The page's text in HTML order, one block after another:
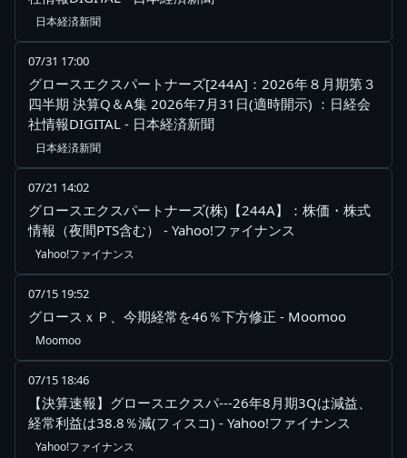
日本経済新聞
07/31 17:00
グロースエクスパートナーズ[244A]：2026年８月期第３
四半期 決算Q＆A集 2026年7月31日(適時開示) ：日経会
社情報DIGITAL - 日本経済新聞
日本経済新聞
07/21 14:02
グロースエクスパートナーズ(株)【244A】：株価・株式
情報（夜間PTS含む） - Yahoo!ファイナンス
Yahoo!ファイナンス
07/15 19:52
グロースｘＰ、今期経常を46％下方修正 - Moomoo
Moomoo
07/15 18:46
【決算速報】グロースエクスパ---26年8月期3Qは減益、
経常利益は38.8％減(フィスコ) - Yahoo!ファイナンス
Yahoo!ファイナンス